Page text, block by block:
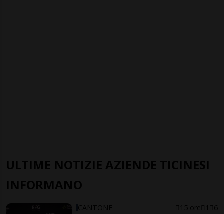
ULTIME NOTIZIE AZIENDE TICINESI
INFORMANO
CANTONE 15 ore 1 6